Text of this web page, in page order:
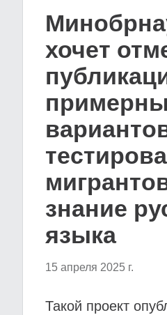
хочет
знание
языка
15 апреля 2025 г.
Такой проект